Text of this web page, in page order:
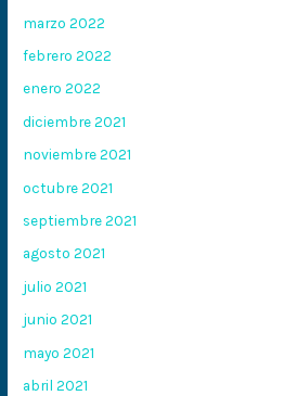
marzo 2022
febrero 2022
enero 2022
diciembre 2021
noviembre 2021
octubre 2021
septiembre 2021
agosto 2021
julio 2021
junio 2021
mayo 2021
abril 2021